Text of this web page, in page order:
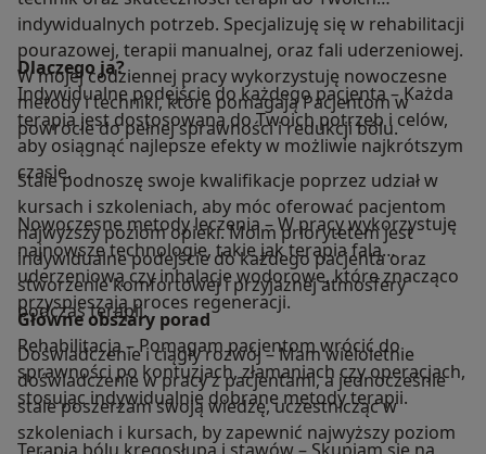
indywidualnych potrzeb. Specjalizuję się w rehabilitacji
pourazowej, terapii manualnej, oraz fali uderzeniowej.
W mojej codziennej pracy wykorzystuję nowoczesne
metody i techniki, które pomagają Pacjentom w
powrocie do pełnej sprawności i redukcji bólu.
Stale podnoszę swoje kwalifikacje poprzez udział w
kursach i szkoleniach, aby móc oferować pacjentom
najwyższy poziom opieki. Moim priorytetem jest
indywidualne podejście do każdego pacjenta oraz
stworzenie komfortowej i przyjaznej atmosfery
podczas terapii.
Dlaczego ja?
Indywidualne podejście do każdego pacjenta – Każda
terapia jest dostosowana do Twoich potrzeb i celów,
aby osiągnąć najlepsze efekty w możliwie najkrótszym
czasie.
Nowoczesne metody leczenia – W pracy wykorzystuję
najnowsze technologie, takie jak terapia falą
uderzeniową czy inhalacje wodorowe, które znacząco
przyspieszają proces regeneracji.
Doświadczenie i ciągły rozwój – Mam wieloletnie
doświadczenie w pracy z pacjentami, a jednocześnie
stale poszerzam swoją wiedzę, uczestnicząc w
szkoleniach i kursach, by zapewnić najwyższy poziom
Główne obszary porad
Rehabilitacja – Pomagam pacjentom wrócić do
sprawności po kontuzjach, złamaniach czy operacjach,
stosując indywidualnie dobrane metody terapii.